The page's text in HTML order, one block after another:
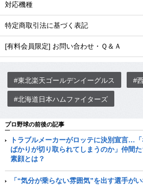
対応機種
特定商取引法に基づく表記
[有料会員限定] お問い合わせ・Ｑ＆Ａ
#東北楽天ゴールデンイーグルス #
#北海道日本ハムファイターズ
プロ野球の前後の記事
トラブルメーカーがロッテに決別宣言…
ばかりが切り取られてしまうのか」仲間
素顔とは？
「“気分が乗らない雰囲気”を出す選手が